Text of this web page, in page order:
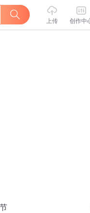
上传 创作中